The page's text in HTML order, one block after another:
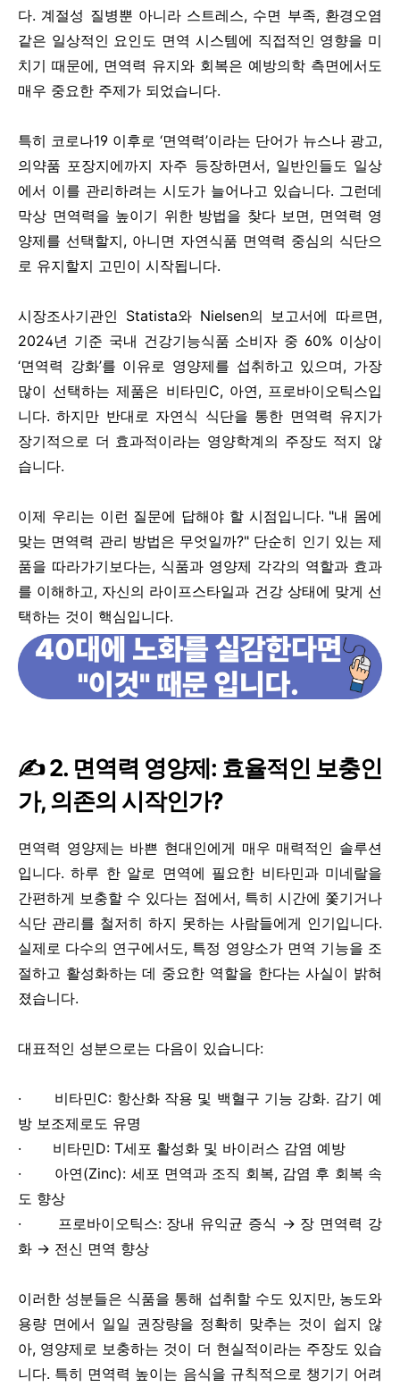
다. 계절성 질병뿐 아니라 스트레스, 수면 부족, 환경오염
같은 일상적인 요인도 면역 시스템에 직접적인 영향을 미
치기 때문에, 면역력 유지와 회복은 예방의학 측면에서도
매우 중요한 주제가 되었습니다.
특히 코로나19 이후로 ‘면역력’이라는 단어가 뉴스나 광고,
의약품 포장지에까지 자주 등장하면서, 일반인들도 일상
에서 이를 관리하려는 시도가 늘어나고 있습니다. 그런데
막상 면역력을 높이기 위한 방법을 찾다 보면, 면역력 영
양제를 선택할지, 아니면 자연식품 면역력 중심의 식단으
로 유지할지 고민이 시작됩니다.
시장조사기관인 Statista와 Nielsen의 보고서에 따르면,
2024년 기준 국내 건강기능식품 소비자 중 60% 이상이
‘면역력 강화’를 이유로 영양제를 섭취하고 있으며, 가장
많이 선택하는 제품은 비타민C, 아연, 프로바이오틱스입
니다. 하지만 반대로 자연식 식단을 통한 면역력 유지가
장기적으로 더 효과적이라는 영양학계의 주장도 적지 않
습니다.
이제 우리는 이런 질문에 답해야 할 시점입니다. "내 몸에
맞는 면역력 관리 방법은 무엇일까?" 단순히 인기 있는 제
품을 따라가기보다는, 식품과 영양제 각각의 역할과 효과
를 이해하고, 자신의 라이프스타일과 건강 상태에 맞게 선
택하는 것이 핵심입니다.
✍️ 2. 면역력 영양제: 효율적인 보충인
가, 의존의 시작인가?
면역력 영양제는 바쁜 현대인에게 매우 매력적인 솔루션
입니다. 하루 한 알로 면역에 필요한 비타민과 미네랄을
간편하게 보충할 수 있다는 점에서, 특히 시간에 쫓기거나
식단 관리를 철저히 하지 못하는 사람들에게 인기입니다.
실제로 다수의 연구에서도, 특정 영양소가 면역 기능을 조
절하고 활성화하는 데 중요한 역할을 한다는 사실이 밝혀
졌습니다.
대표적인 성분으로는 다음이 있습니다:
· 비타민C: 항산화 작용 및 백혈구 기능 강화. 감기 예
방 보조제로도 유명
· 비타민D: T세포 활성화 및 바이러스 감염 예방
· 아연(Zinc): 세포 면역과 조직 회복, 감염 후 회복 속
도 향상
· 프로바이오틱스: 장내 유익균 증식 → 장 면역력 강
화 → 전신 면역 향상
이러한 성분들은 식품을 통해 섭취할 수도 있지만, 농도와
용량 면에서 일일 권장량을 정확히 맞추는 것이 쉽지 않
아, 영양제로 보충하는 것이 더 현실적이라는 주장도 있습
니다. 특히 면역력 높이는 음식을 규칙적으로 챙기기 어려